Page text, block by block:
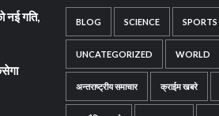
नई गति,
BLOG SCIENCE SPORTS
UNCATEGORIZED WORLD
अन्तराष्ट्रीय समाचार क्राईम खबरे